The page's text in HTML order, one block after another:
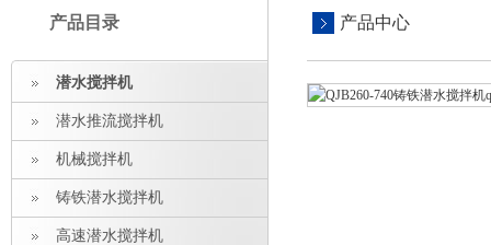
产品目录
潜水搅拌机
潜水推流搅拌机
机械搅拌机
铸铁潜水搅拌机
高速潜水搅拌机
产品中心